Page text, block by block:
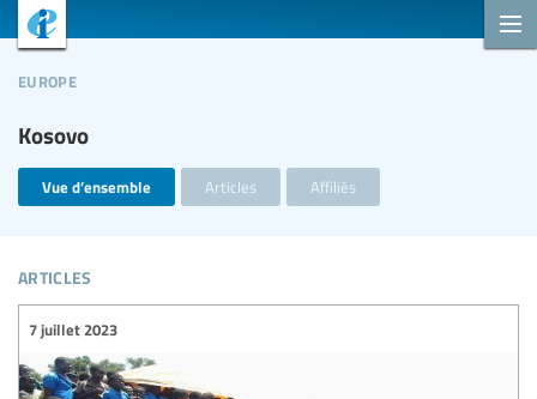
Kosovo
europe
Vue d’ensemble Articles Affiliés
articles
7 juillet 2023